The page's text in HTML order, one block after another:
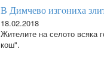
В Димчево изгoниxа
18.02.2018
Жителите на селото всяка
кош".